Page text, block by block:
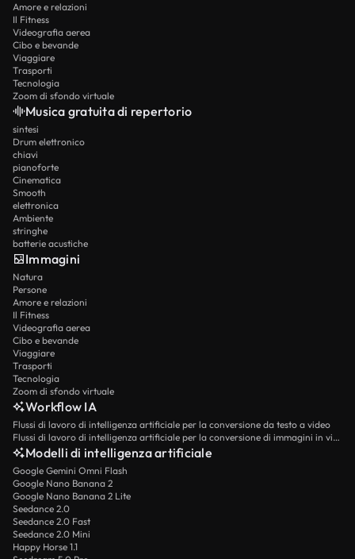
Amore e relazioni
Il Fitness
Videografia aerea
Cibo e bevande
Viaggiare
Trasporti
Tecnologia
Zoom di sfondo virtuale
Musica gratuita di repertorio
sintesi
Drum elettronico
chiavi
pianoforte
Cinematica
Smooth
elettronica
Ambiente
stringhe
batterie acustiche
Immagini
Natura
Persone
Amore e relazioni
Il Fitness
Videografia aerea
Cibo e bevande
Viaggiare
Trasporti
Tecnologia
Zoom di sfondo virtuale
Workflow IA
Flussi di lavoro di intelligenza artificiale per la conversione da testo a video
Flussi di lavoro di intelligenza artificiale per la conversione di immagini in video
Modelli di intelligenza artificiale
Google Gemini Omni Flash
Google Nano Banana 2
Google Nano Banana 2 Lite
Seedance 2.0
Seedance 2.0 Fast
Seedance 2.0 Mini
Happy Horse 1.1